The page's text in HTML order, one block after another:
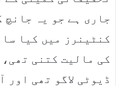
جاری ہے جو یہ جانچ
کنٹینرز میں کیا
کی مالیت کتنی
ڈیوٹی لاگو تھی اور